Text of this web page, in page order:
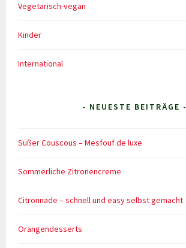
Vegetarisch-vegan
Kinder
International
- NEUESTE BEITRÄGE -
Süßer Couscous – Mesfouf de luxe
Sommerliche Zitronencreme
Citronnade – schnell und easy selbst gemacht
Orangendesserts